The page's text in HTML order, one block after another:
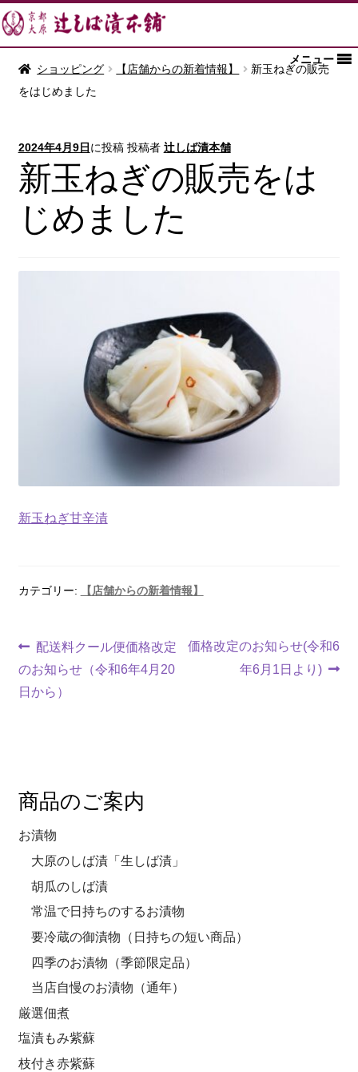
メニュー
ショッピング 【店舗からの新着情報】
新玉ねぎの販売
をはじめました
2024年4月9日 に投稿 投稿者 辻しば漬本舗
新玉ねぎの販売をは
じめました
新玉ねぎ甘辛漬
カテゴリー: 【店舗からの新着情報】
配送料クール便価格改定
のお知らせ（令和6年4月20
日から）
価格改定のお知らせ(令和6
年6月1日より)
商品のご案内
お漬物
大原のしば漬「生しば漬」
胡瓜のしば漬
常温で日持ちのするお漬物
要冷蔵の御漬物（日持ちの短い商品）
四季のお漬物（季節限定品）
当店自慢のお漬物（通年）
厳選佃煮
塩漬もみ紫蘇
枝付き赤紫蘇